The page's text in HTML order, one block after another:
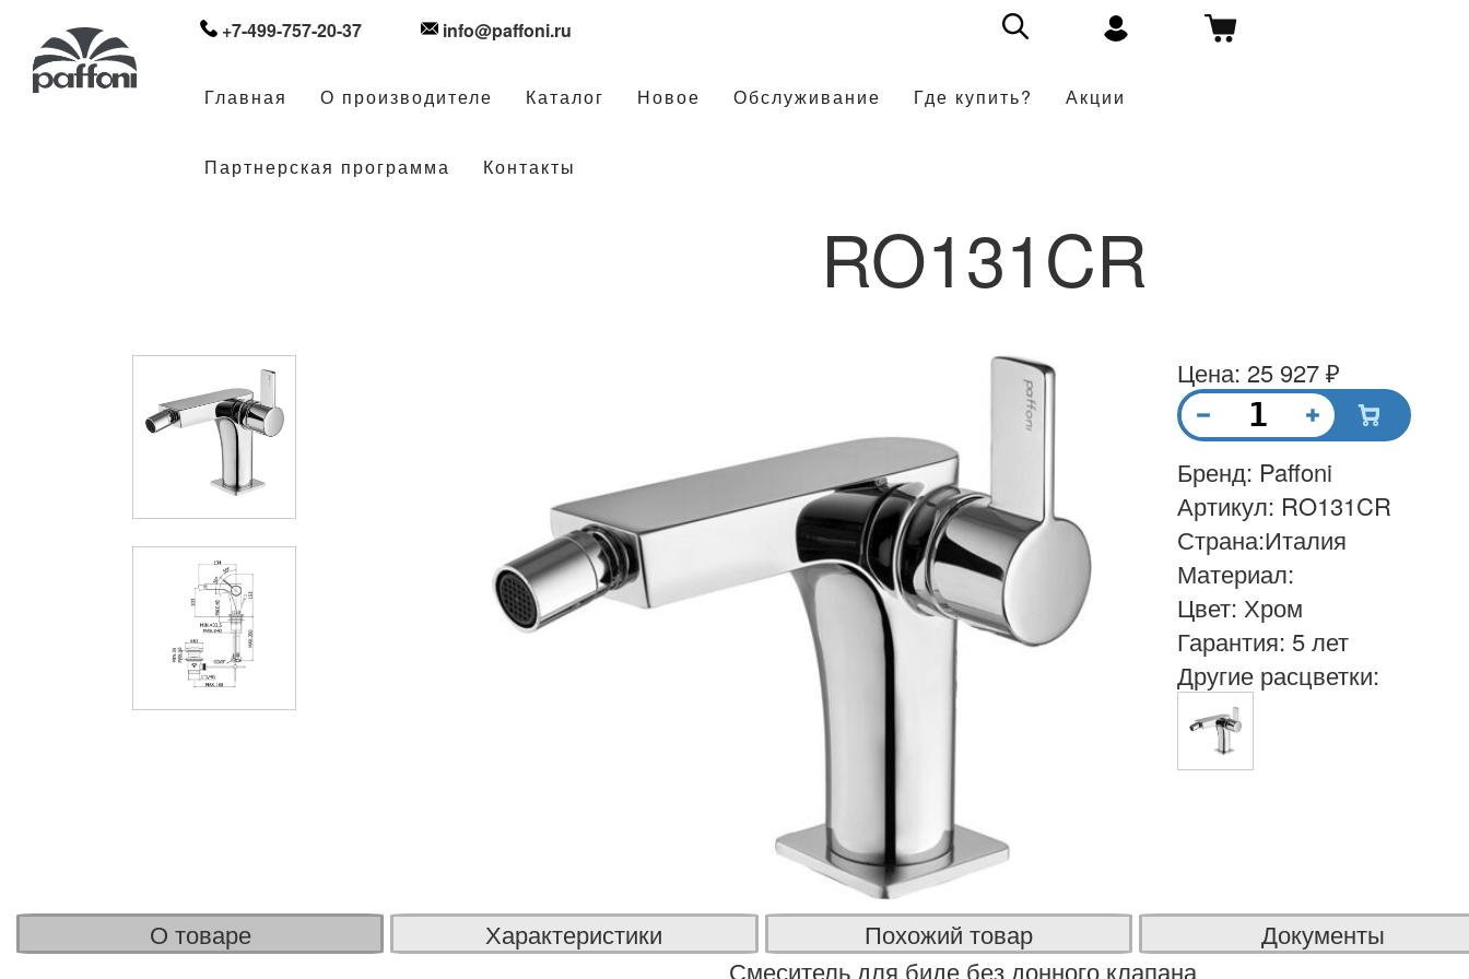
+7-499-757-20-37 info@paffoni.ru
Главная О производителе Каталог Новое Обслуживание Где купить? Акции
Партнерская программа Контакты
RO131CR
О товаре Характеристики Похожий товар
Документы
Смеситель для биде без донного клапана
Цена: 25 927 ₽
Бренд: Paffoni
Артикул: RO131CR
Страна:Италия
Материал:
Цвет: Хром
Гарантия: 5 лет
Другие расцветки: